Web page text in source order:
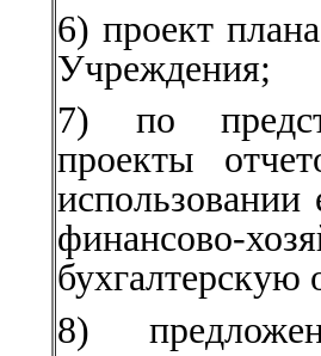
6) проект
Учреждения;
7) по
проекты
финансово-
8)